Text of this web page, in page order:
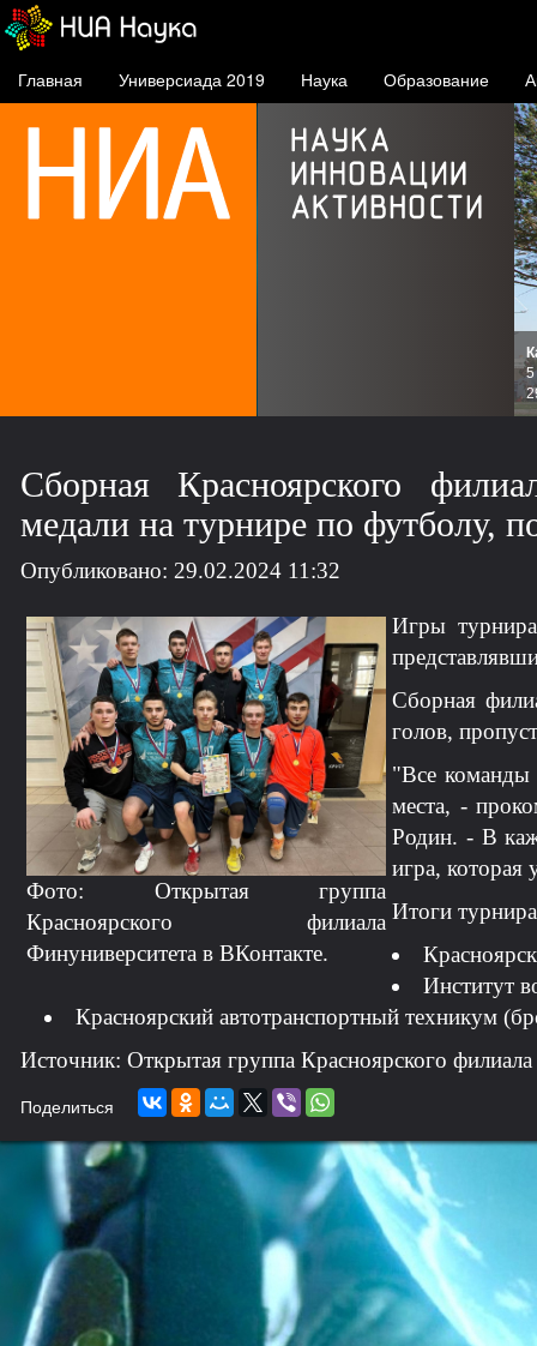
Главная Универсиада 2019 Наука Образование
5
Сборная Красноярского
медали на турнире по футболу,
Опубликовано: 29.02.2024 11:32
Фото: Открытая группа
Красноярского филиала
Финуниверситета в ВКонтакте.
Игры
Сборная
голов,
"Все команды
места, -
Родин. - В
игра, которая
Итоги
Институт
Красноярский автотранспортный техникум
Источник: Открытая группа Красноярского
Поделиться